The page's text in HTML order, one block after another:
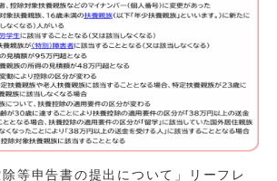
除等申告書の提出について」リーフレ